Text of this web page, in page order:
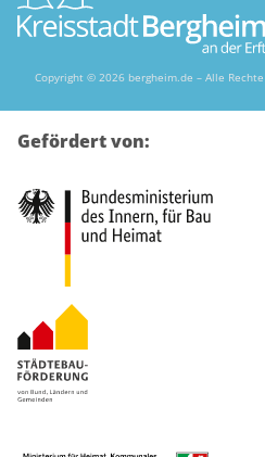
Copyright © 2026 bergheim.de – Alle
Gefördert von: